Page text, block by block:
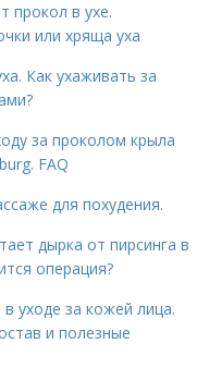
прокол в ухе.
или хряща уха
Как ухаживать за
за проколом крыла
FAQ
для похудения.
дырка от пирсинга в
операция?
уходе за кожей лица.
и полезные